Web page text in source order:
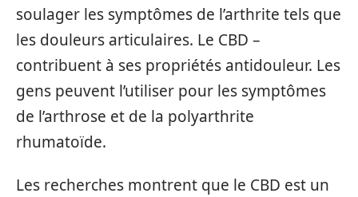
soulager les symptômes de l’arthrite tels que
les douleurs articulaires. Le CBD –
contribuent à ses propriétés antidouleur. Les
gens peuvent l’utiliser pour les symptômes
de l’arthrose et de la polyarthrite
rhumatoïde.
Les recherches montrent que le CBD est un